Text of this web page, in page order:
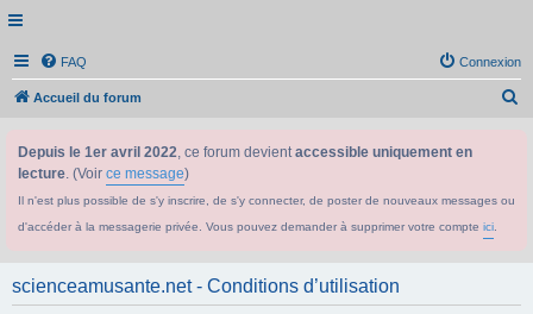
FAQ Connexion
Accueil du forum
Depuis le 1er avril 2022, ce forum devientaccessible uniquement en
lecture. (Voir ce message)
Il n'est plus possible de s'y inscrire, de s'y connecter, de poster de nouveaux messages ou
d'accéder à la messagerie privée. Vous pouvez demander à supprimer votre compte ici
scienceamusante.net - Conditions d’utilisation